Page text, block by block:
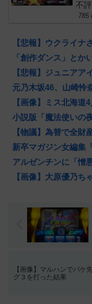
不評
785
【悲報】ウクライナ
「創作ダンス」とか
【悲報】ジュニアア
元乃木坂46、山崎怜
【画像】ミス北海道
小説版「魔法使いの
【物議】為替で全財
新卒マガジン女編集
アルゼンチンに「憎
【画像】大原優乃ち
【画像】マルハンでバケ
グ３を打った結果